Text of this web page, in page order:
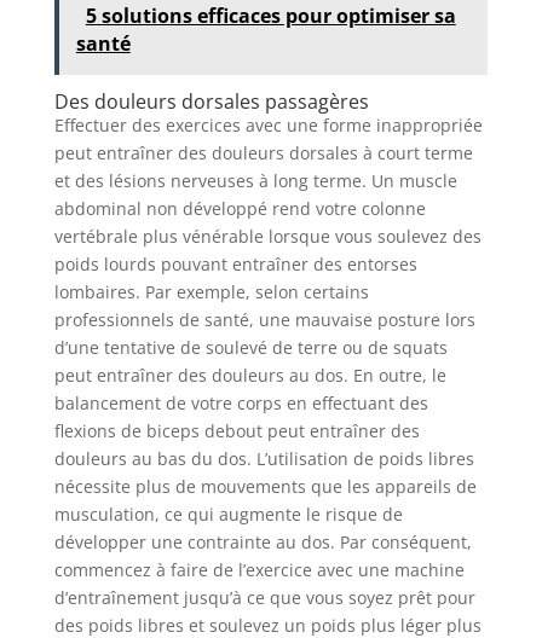
5 solutions efficaces pour optimiser sa
santé
Des douleurs dorsales passagères
Effectuer des exercices avec une forme inappropriée
peut entraîner des douleurs dorsales à court terme
et des lésions nerveuses à long terme. Un muscle
abdominal non développé rend votre colonne
vertébrale plus vénérable lorsque vous soulevez des
poids lourds pouvant entraîner des entorses
lombaires. Par exemple, selon certains
professionnels de santé, une mauvaise posture lors
d’une tentative de soulevé de terre ou de squats
peut entraîner des douleurs au dos. En outre, le
balancement de votre corps en effectuant des
flexions de biceps debout peut entraîner des
douleurs au bas du dos. L’utilisation de poids libres
nécessite plus de mouvements que les appareils de
musculation, ce qui augmente le risque de
développer une contrainte au dos. Par conséquent,
commencez à faire de l’exercice avec une machine
d’entraînement jusqu’à ce que vous soyez prêt pour
des poids libres et soulevez un poids plus léger plus